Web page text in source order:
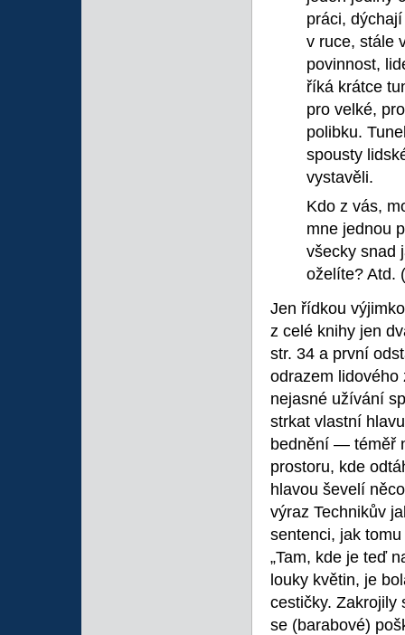
práci,
v ruce, stále
povinnost,
říká krátce
pro velké,
polibku.
spousty
vystavěli.
Kdo z vás,
mne jednou
všecky snad
oželíte? Atd.
Jen řídkou
z celé knihy jen
str. 34 a první
odrazem
nejasné užívání
strkat vlastní
bednění — téměř
prostoru, kde
hlavou ševelí
výraz Technikův
sentenci, jak
„Tam, kde je teď
louky květin, je
cestičky. Zakrojily
se (barabové)